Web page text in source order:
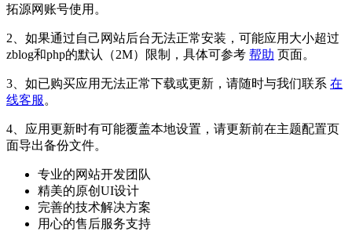
拓源网账号使用。
2、如果通过自己网站后台无法正常安装，可能应用大小超过
zblog和php的默认（2M）限制，具体可参考 帮助 页面。
3、如已购买应用无法正常下载或更新，请随时与我们联系 在
线客服 。
4、应用更新时有可能覆盖本地设置，请更新前在主题配置页
面导出备份文件。
专业的网站开发团队
精美的原创UI设计
完善的技术解决方案
用心的售后服务支持